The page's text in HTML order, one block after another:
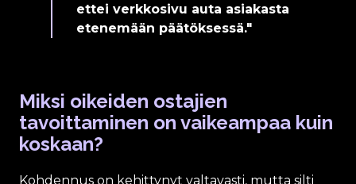
ettei verkkosivu auta asiakasta
etenemään päätöksessä."
Miksi oikeiden ostajien
tavoittaminen on vaikeampaa kuin
koskaan?
Kohdennus on kehittynyt valtavasti, mutta silti